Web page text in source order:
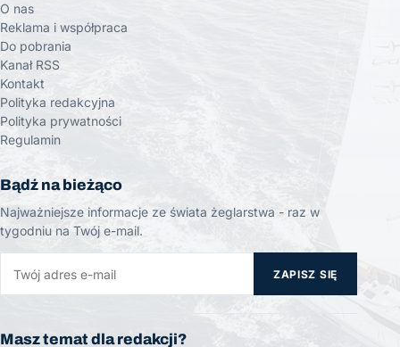
O nas
Reklama i współpraca
Do pobrania
Kanał RSS
Kontakt
Polityka redakcyjna
Polityka prywatności
Regulamin
Bądź na bieżąco
Najważniejsze informacje ze świata żeglarstwa - raz w
tygodniu na Twój e-mail.
ZAPISZ SIĘ
Masz temat dla redakcji?